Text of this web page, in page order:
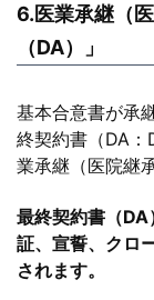
6.医業承継（
（DA）」
基本合意書が承
終契約書（DA
業承継（医院継
最終契約書（
証、宣誓、クロ
されます。